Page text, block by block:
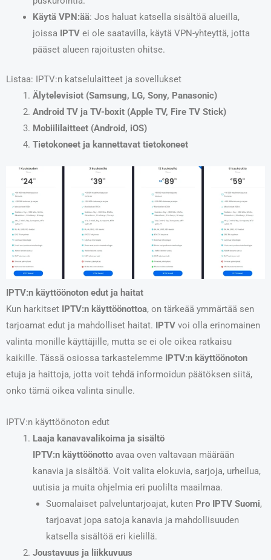
Käytä VPN:ää: Jos haluat katsella sisältöä alueilla,
joissa IPTVei ole saatavilla, käytä VPN-yhteyttä, jotta
pääset alueen rajoitusten ohitse.
Listaa: IPTV:n katselulaitteet ja sovellukset
Älytelevisiot (Samsung, LG, Sony, Panasonic)
Android TV ja TV-boxit (Apple TV, Fire TV Stick)
Mobiililaitteet (Android, iOS)
Tietokoneet ja kannettavat tietokoneet
IPTV:n käyttöönoton edut ja haitat
Kun harkitset IPTV:n käyttöönottoa, on tärkeää ymmärtää sen
tarjoamat edut ja mahdolliset haitat. IPTV voi olla erinomainen
valinta monille käyttäjille, mutta se ei ole oikea ratkaisu
kaikille. Tässä osiossa tarkastelemme IPTV:n käyttöönoton
etuja ja haittoja, jotta voit tehdä informoidun päätöksen siitä,
onko tämä oikea valinta sinulle.
IPTV:n käyttöönoton edut
Laaja kanavavalikoima ja sisältö
IPTV:n käyttöönottoavaa oven valtavaan määrään
kanavia ja sisältöä. Voit valita elokuvia, sarjoja, urheilua,
uutisia ja muita ohjelmia eri puolilta maailmaa.
Suomalaiset palveluntarjoajat, kuten Pro IPTV Suomi,
tarjoavat jopa satoja kanavia ja mahdollisuuden
katsella sisältöä eri kielillä.
Joustavuus ja liikkuvuus